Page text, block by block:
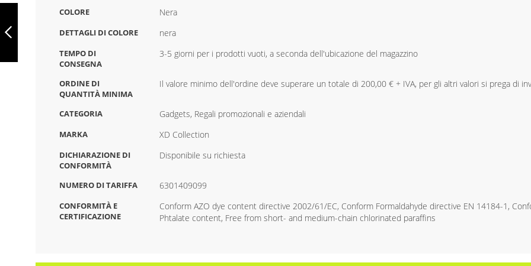
TRAPUNTATA IN
RPET IMPACT
AWARE,
COLORE Nera
DETTAGLI DI COLORE nera
TEMPO DI
CONSEGNA
3-5 giorni per i prodotti vuoti, a seconda dell'ubicazione del magazzino
ORDINE DI
QUANTITÀ MINIMA
Il valore minimo dell'ordine deve superare un totale di 200,00 € + IVA, per gli altri valori si prega di
CATEGORIA Gadgets, Regali promozionali e aziendali
MARKA XD Collection
DICHIARAZIONE DI
CONFORMITÀ
Disponibile su richiesta
NUMERO DI TARIFFA 6301409099
CONFORMITÀ E
CERTIFICAZIONE
Conform AZO dye content directive 2002/61/EC, Conform Formaldahyde directive EN 14184-1,
Phtalate content, Free from short- and medium-chain chlorinated paraffins